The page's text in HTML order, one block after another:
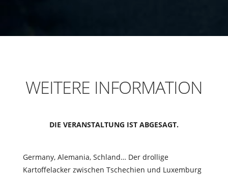
WEITERE INFORMATION
DIE VERANSTALTUNG IST ABGESAGT.
Germany, Alemania, Schland… Der drollige
Kartoffelacker zwischen Tschechien und Luxemburg